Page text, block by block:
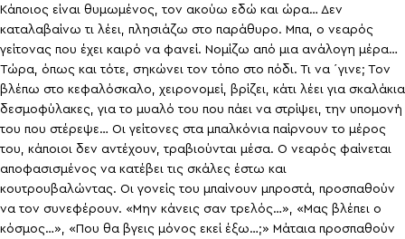
Κάποιος είναι θυμωμένος, τον ακούω εδώ και ώρα… Δεν
καταλαβαίνω τι λέει, πλησιάζω στο παράθυρο. Μπα, ο νεαρός
γείτονας που έχει καιρό να φανεί. Νομίζω από μια ανάλογη μέρα…
Τώρα, όπως και τότε, σηκώνει τον τόπο στο πόδι. Τι να ΄γινε; Τον
βλέπω στο κεφαλόσκαλο, χειρονομεί, βρίζει, κάτι λέει για σκαλάκια
δεσμοφύλακες, για το μυαλό του που πάει να στρίψει, την υπομονή
του που στέρεψε… Οι γείτονες στα μπαλκόνια παίρνουν το μέρος
του, κάποιοι δεν αντέχουν, τραβιούνται μέσα. Ο νεαρός φαίνεται
αποφασισμένος να κατέβει τις σκάλες έστω και
κουτρουβαλώντας. Οι γονείς του μπαίνουν μπροστά, προσπαθούν
να τον συνεφέρουν. «Μην κάνεις σαν τρελός…», «Μας βλέπει ο
κόσμος…», «Που θα βγεις μόνος εκεί έξω…;» Μάταια προσπαθούν